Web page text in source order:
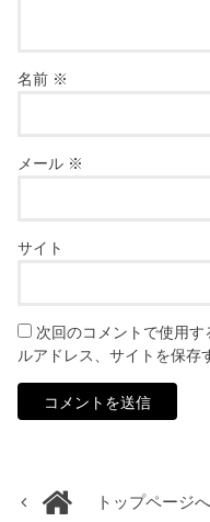
名前 ※
メール ※
サイト
次回のコメントで使用
ルアドレス、サイトを保存
トップページへ